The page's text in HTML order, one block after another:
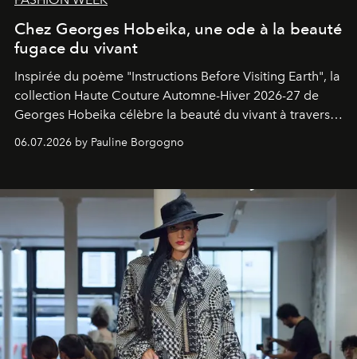
Chez Georges Hobeika, une ode à la beauté
fugace du vivant
Inspirée du poème "Instructions Before Visiting Earth", la
collection Haute Couture Automne-Hiver 2026-27 de
Georges Hobeika célèbre la beauté du vivant à travers
06.07.2026 by Pauline Borgogno